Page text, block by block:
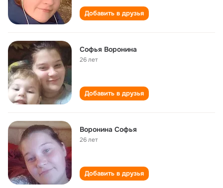
Добавить в друзья
Софья Воронина
26 лет
Добавить в друзья
Воронина Софья
26 лет
Добавить в друзья